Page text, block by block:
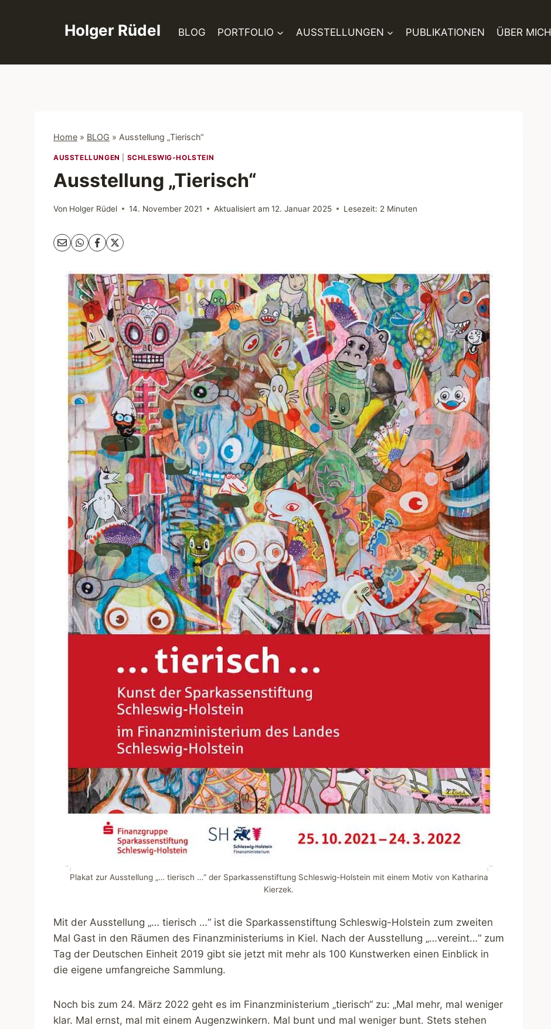
Holger Rüdel BLOG PORTFOLIO AUSSTELLUNGEN PUBLIKATIONEN ÜBER MICH
Home » BLOG » Ausstellung „Tierisch“
AUSSTELLUNGEN SCHLESWIG-HOLSTEIN
Ausstellung „Tierisch“
Von Holger Rüdel 14. November 2021 Aktualisiert am 12. Januar 2025 Lesezeit: 2 Minuten
Plakat zur Ausstellung „… tierisch …“ der Sparkassenstiftung Schleswig-Holstein mit einem Motiv von Katharina
Kierzek.
Mit der Ausstellung „… tierisch …“ ist die Sparkassenstiftung Schleswig-Holstein zum zweiten
Mal Gast in den Räumen des Finanzministeriums in Kiel. Nach der Ausstellung „…vereint…“ zum
Tag der Deutschen Einheit 2019 gibt sie jetzt mit mehr als 100 Kunstwerken einen Einblick in
die eigene umfangreiche Sammlung.
Noch bis zum 24. März 2022 geht es im Finanzministerium „tierisch“ zu: „Mal mehr, mal weniger
klar. Mal ernst, mal mit einem Augenzwinkern. Mal bunt und mal weniger bunt. Stets stehen